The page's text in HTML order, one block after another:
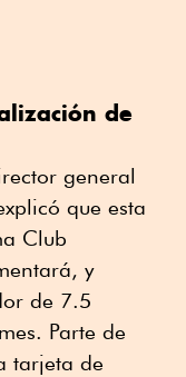
de
general
que esta
Club
y
de 7.5
Parte de
tarjeta de